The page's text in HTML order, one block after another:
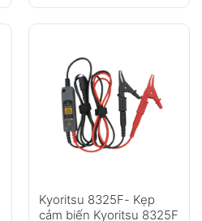
Kyoritsu 8325F- Kẹp
cảm biến Kyoritsu 8325F